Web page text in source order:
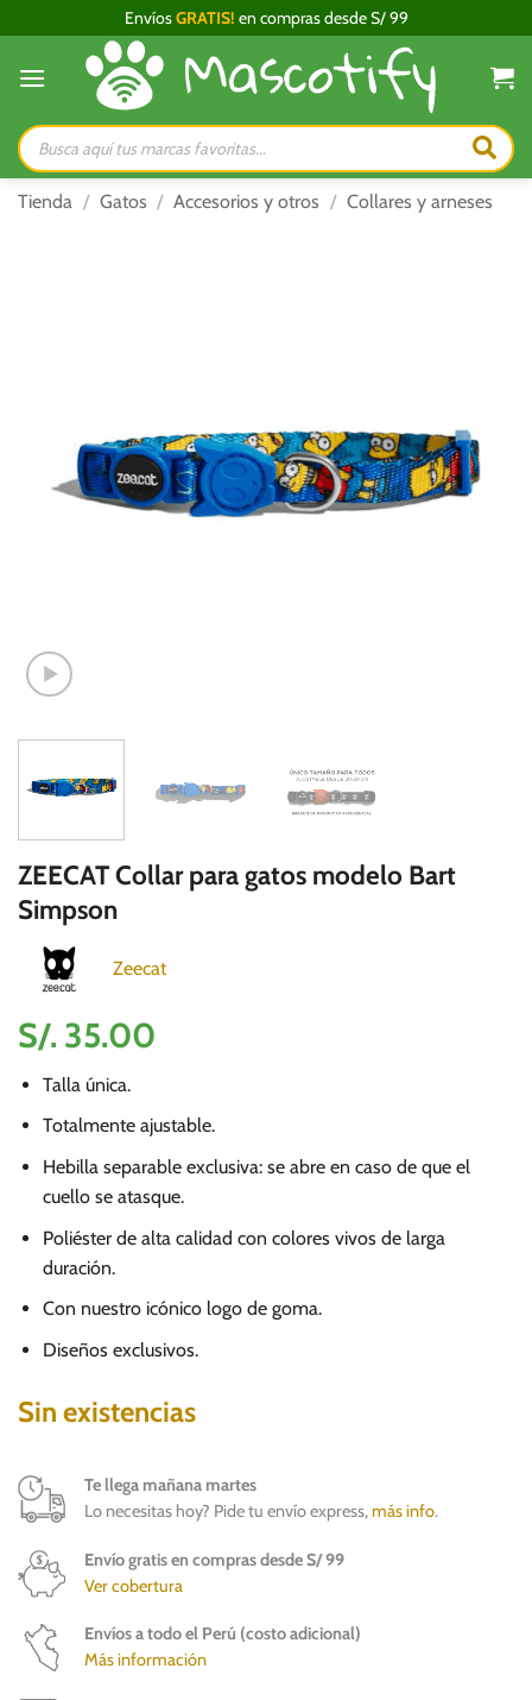
al
contenido
EnvíosGRATIS! en compras desde S/ 99
Búsqueda
de
productos
Tienda / Gatos / Accesorios y otros / Collares y arneses
ZEECAT Collar para gatos modelo Bart
Simpson
Zeecat
S/. 35.00
Talla única.
Totalmente ajustable.
Hebilla separable exclusiva: se abre en caso de que el
cuello se atasque.
Poliéster de alta calidad con colores vivos de larga
duración.
Con nuestro icónico logo de goma.
Diseños exclusivos.
Sin existencias
Te llega mañana martes
Lo necesitas hoy? Pide tu envío express,más info.
Envío gratis en compras desde S/ 99
Ver cobertura
Envíos a todo el Perú (costo adicional)
Más información